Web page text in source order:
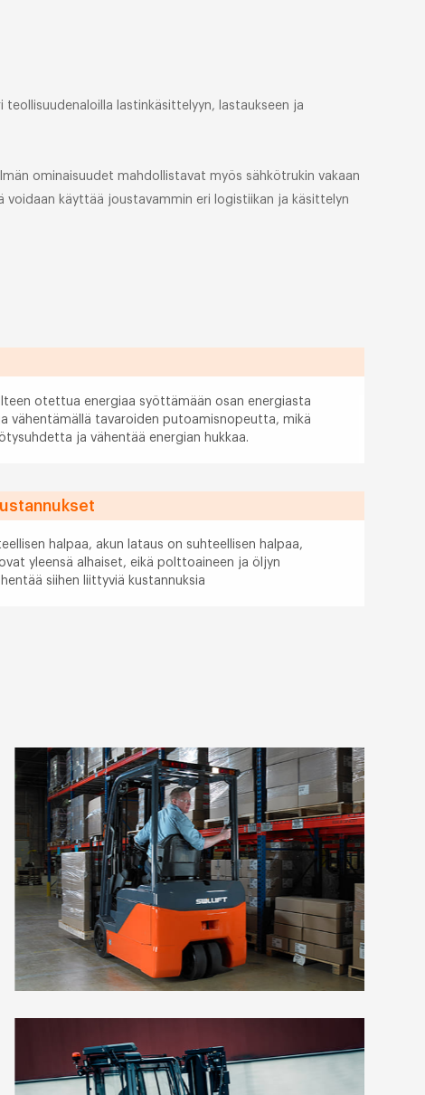
lastinkäsittelyyn, lastaukseen ja
ominaisuudet mahdollistavat myös sähkötrukin vakaan
voidaan käyttää joustavammin eri logistiikan ja käsittelyn
otettua energiaa syöttämään osan energiasta
vähentämällä tavaroiden putoamisnopeutta, mikä
ja vähentää energian hukkaa.
halpaa, akun lataus on suhteellisen halpaa,
yleensä alhaiset, eikä polttoaineen ja öljyn
siihen liittyviä kustannuksia